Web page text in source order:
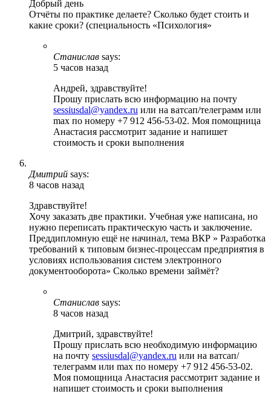
Добрый день
Отчёты по практике делаете? Сколько будет стоить и
какие сроки? (специальность «Психология»
Станислав says:
5 часов назад
Андрей, здравствуйте!
Прошу прислать всю информацию на почту
sessiusdal@yandex.ru или на ватсап/телеграмм или
max по номеру +7 912 456-53-02. Моя помощница
Анастасия рассмотрит задание и напишет
стоимость и сроки выполнения
Дмитрий says:
8 часов назад
Здравствуйте!
Хочу заказать две практики. Учебная уже написана, но
нужно переписать практическую часть и заключение.
Преддипломную ещё не начинал, тема ВКР » Разработка
требований к типовым бизнес-процессам предприятия в
условиях использования систем электронного
документооборота» Сколько времени займёт?
Станислав says:
8 часов назад
Дмитрий, здравствуйте!
Прошу прислать всю необходимую информацию
на почту sessiusdal@yandex.ru или на ватсап/
телеграмм или max по номеру +7 912 456-53-02.
Моя помощница Анастасия рассмотрит задание и
напишет стоимость и сроки выполнения